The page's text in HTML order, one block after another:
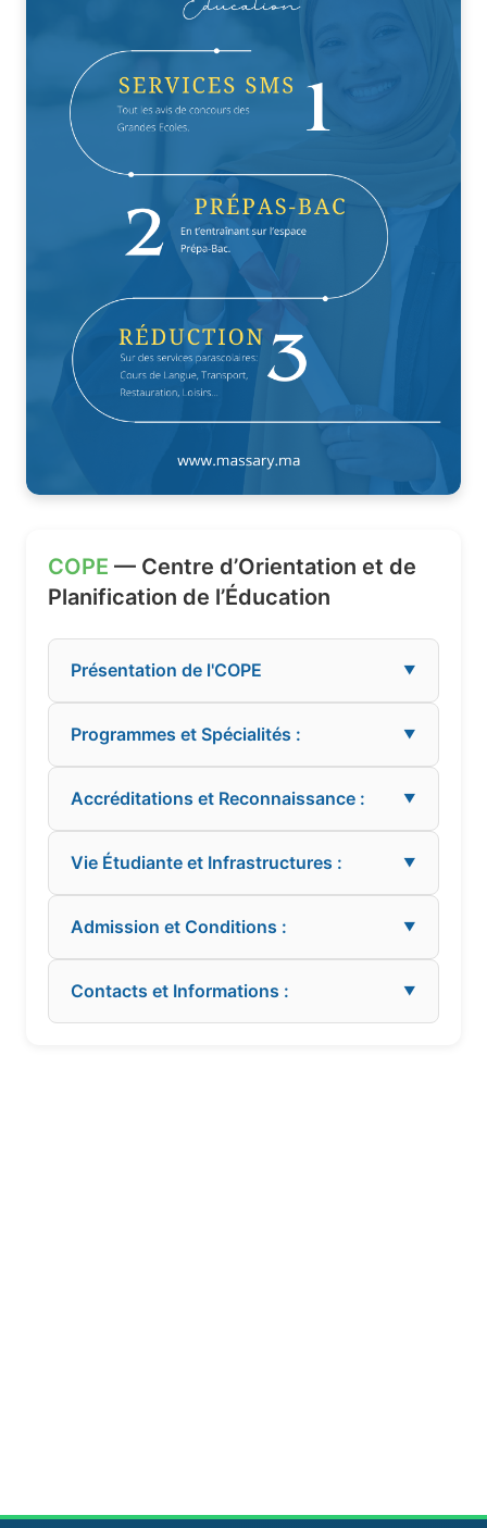
COPE — Centre d’Orientation et de
Planification de l’Éducation
Présentation de l'COPE ▼
Programmes et Spécialités : ▼
Accréditations et Reconnaissance : ▼
Vie Étudiante et Infrastructures : ▼
Admission et Conditions : ▼
Contacts et Informations : ▼